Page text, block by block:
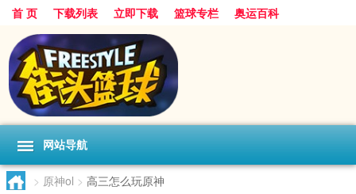
首 页 下载列表 立即下载 篮球专栏 奥运百科
网站导航
> 原神ol > 高三怎么玩原神